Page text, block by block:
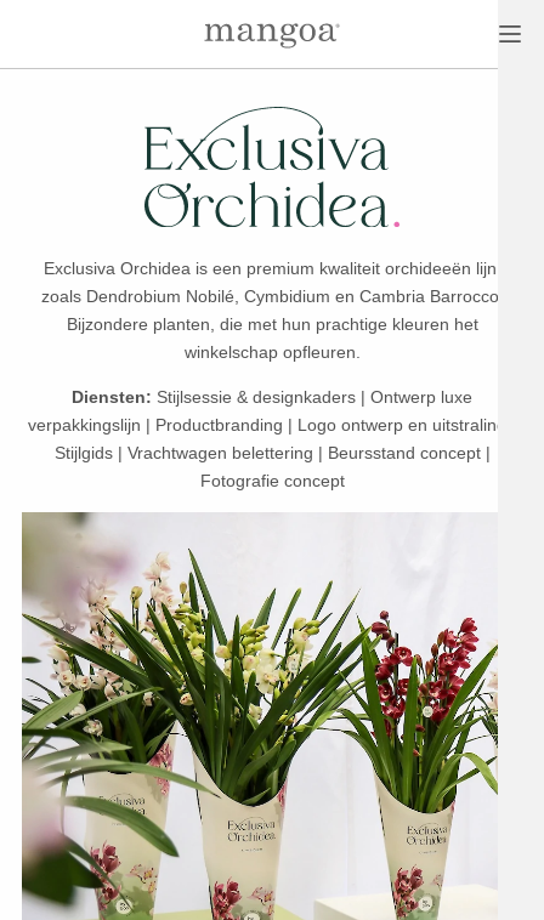
Exclusiva Orchidea is een premium kwaliteit orchideeën lijn,
zoals Dendrobium Nobilé, Cymbidium en Cambria Barrocco.
Bijzondere planten, die met hun prachtige kleuren het
winkelschap opfleuren.
Diensten: Stijlsessie & designkaders | Ontwerp luxe
verpakkingslijn | Productbranding | Logo ontwerp en uitstraling |
Stijlgids | Vrachtwagen belettering | Beursstand concept |
Fotografie concept